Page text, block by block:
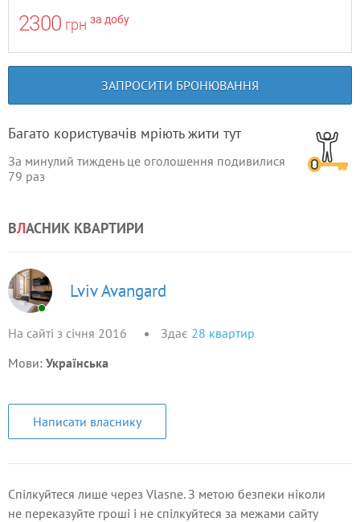
2300 грн за добу
ЗАПРОСИТИ БРОНЮВАННЯ
Багато користувачів мріють жити тут
За минулий тиждень це оголошення подивилися
79 раз
ВЛАСНИК КВАРТИРИ
Lviv Avangard
На сайті з січня 2016 Здає 28 квартир
Мови: Українська
Написати власнику
Спілкуйтеся лише через Vlasne. З метою безпеки ніколи
не переказуйте гроші і не спілкуйтеся за межами сайту